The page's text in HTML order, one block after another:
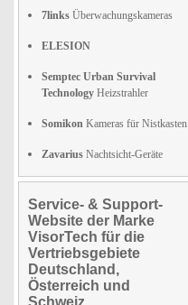
7links Überwachungskameras
ELESION
Semptec Urban Survival
Technology Heizstrahler
Somikon Kameras für Nistkasten
Zavarius Nachtsicht-Geräte
Service- & Support-
Website der Marke
VisorTech für die
Vertriebsgebiete
Deutschland,
Österreich und
Schweiz